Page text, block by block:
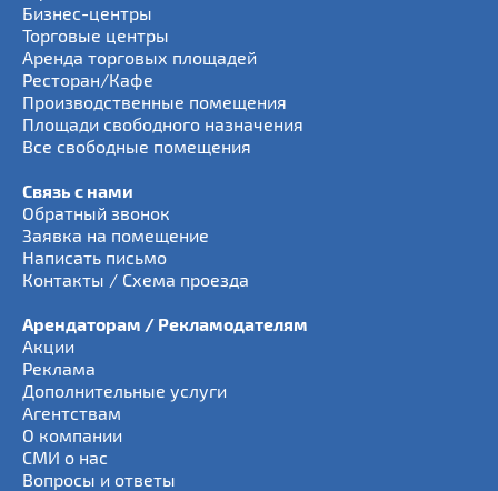
Бизнес-центры
Торговые центры
Аренда торговых площадей
Ресторан/Кафе
Производственные помещения
Площади свободного назначения
Все свободные помещения
Связь с нами
Обратный звонок
Заявка на помещение
Написать письмо
Контакты / Схема проезда
Арендаторам / Рекламодателям
Акции
Реклама
Дополнительные услуги
Агентствам
О компании
СМИ о нас
Вопросы и ответы